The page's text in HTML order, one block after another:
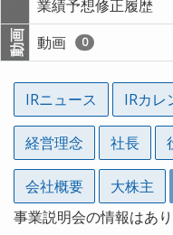
業績予想修正履歴
動画 動画 0
IRニュース IRカレ
経営理念 社長
会社概要 大株主
事業説明会の情報はあり